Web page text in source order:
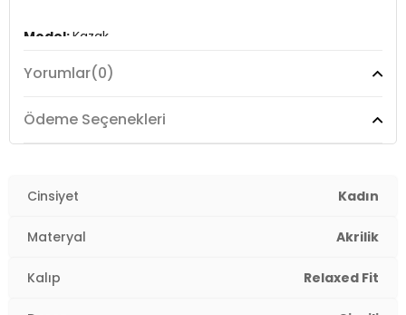
Model:Kazak
Giyim Tarzı:Günlük/Casual
Desen:Çizgili
Materyal:
Yaka Tipi:
Kol Tipi:
Yorumlar(0)
Ödeme Seçenekleri
Cinsiyet Kadın
Materyal Akrilik
Kalıp Relaxed Fit